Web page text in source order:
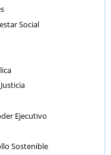
Social
Ejecutivo
Sostenible